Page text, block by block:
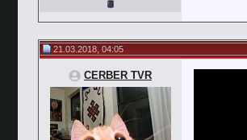
21.03.2018, 04:05
CERBER TVR